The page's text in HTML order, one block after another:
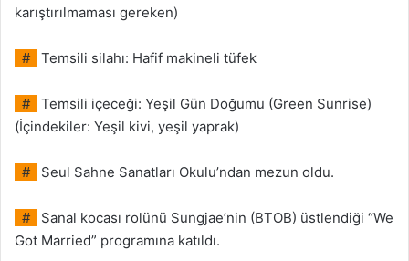
karıştırılmaması gereken)
# Temsili silahı: Hafif makineli tüfek
#
Temsili içeceği: Yeşil Gün Doğumu (Green Sunrise)
(İçindekiler: Yeşil kivi, yeşil yaprak)
# Seul Sahne Sanatları Okulu’ndan mezun oldu.
#
Sanal kocası rolünü Sungjae’nin (BTOB) üstlendiği “We
Got Married” programına katıldı.